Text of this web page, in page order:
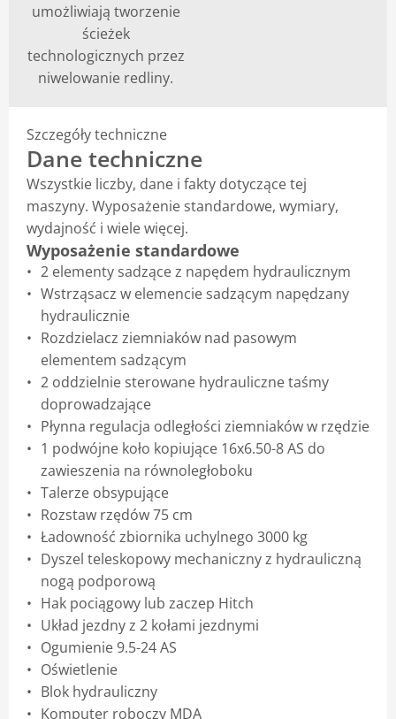
umożliwiają tworzenie
ścieżek
technologicznych przez
niwelowanie redliny.
Szczegóły techniczne
Dane techniczne
Wszystkie liczby, dane i fakty dotyczące tej
maszyny. Wyposażenie standardowe, wymiary,
wydajność i wiele więcej.
Wyposażenie standardowe
2 elementy sadzące z napędem hydraulicznym
Wstrząsacz w elemencie sadzącym napędzany
hydraulicznie
Rozdzielacz ziemniaków nad pasowym
elementem sadzącym
2 oddzielnie sterowane hydrauliczne taśmy
doprowadzające
Płynna regulacja odległości ziemniaków w rzędzie
1 podwójne koło kopiujące 16x6.50-8 AS do
zawieszenia na równoległoboku
Talerze obsypujące
Rozstaw rzędów 75 cm
Ładowność zbiornika uchylnego 3000 kg
Dyszel teleskopowy mechaniczny z hydrauliczną
nogą podporową
Hak pociągowy lub zaczep Hitch
Układ jezdny z 2 kołami jezdnymi
Ogumienie 9.5-24 AS
Oświetlenie
Blok hydrauliczny
Komputer roboczy MDA